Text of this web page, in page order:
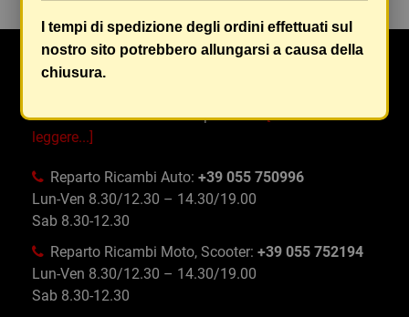
I tempi di spedizione degli ordini effettuati sul
nostro sito potrebbero allungarsi a causa della
chiusura.
Da Oltre 50 anni Maranghi si occupa di ricambi e
e tecnico in tutta Firenze e provincia[Continua a
leggere...]
Reparto Ricambi Auto: +39 055 750996
Lun-Ven 8.30/12.30 – 14.30/19.00
Sab 8.30-12.30
Reparto Ricambi Moto, Scooter: +39 055 752194
Lun-Ven 8.30/12.30 – 14.30/19.00
Sab 8.30-12.30